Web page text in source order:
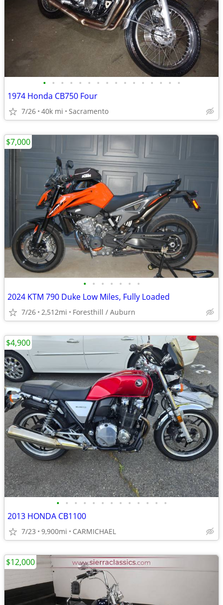
• • • • • • • • • • • • • • • •
1974 Honda CB750 Four
7/26 40k mi Sacramento
• • • • • • •
2024 KTM 790 Duke Low Miles, Fully Loaded
7/26 2,512mi Foresthill / Auburn
$7,000
• • • • • • • • • • • • •
2013 HONDA CB1100
7/23 9,900mi CARMICHAEL
$4,900
$12,000